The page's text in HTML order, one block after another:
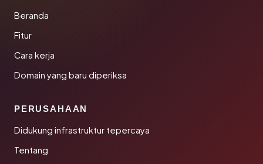
Beranda
Fitur
Cara kerja
Domain yang baru diperiksa
PERUSAHAAN
Didukung infrastruktur tepercaya
Tentang